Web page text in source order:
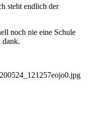
steht endlich der
noch nie eine Schule
dank.